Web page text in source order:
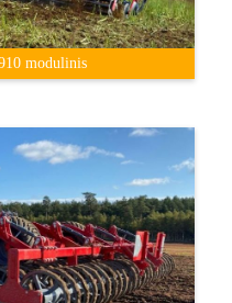
modulinis